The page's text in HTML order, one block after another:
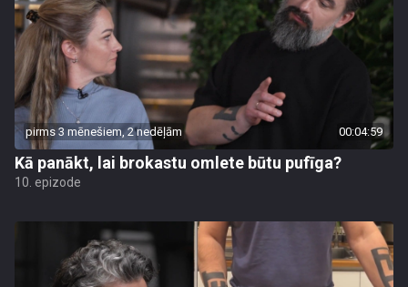
pirms 3 mēnešiem, 2 nedēļām 00:04:59
Kā panākt, lai brokastu omlete būtu pufīga?
10. epizode